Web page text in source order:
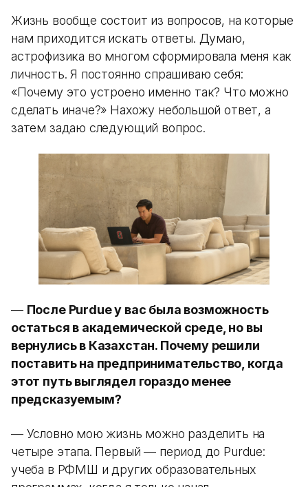
Жизнь вообще состоит из вопросов, на которые
нам приходится искать ответы. Думаю,
астрофизика во многом сформировала меня как
личность. Я постоянно спрашиваю себя:
«Почему это устроено именно так? Что можно
сделать иначе?» Нахожу небольшой ответ, а
затем задаю следующий вопрос.
— После Purdue у вас была возможность
остаться в академической среде, но вы
вернулись в Казахстан. Почему решили
поставить на предпринимательство, когда
этот путь выглядел гораздо менее
предсказуемым?
— Условно мою жизнь можно разделить на
четыре этапа. Первый — период до Purdue:
учеба в РФМШ и других образовательных